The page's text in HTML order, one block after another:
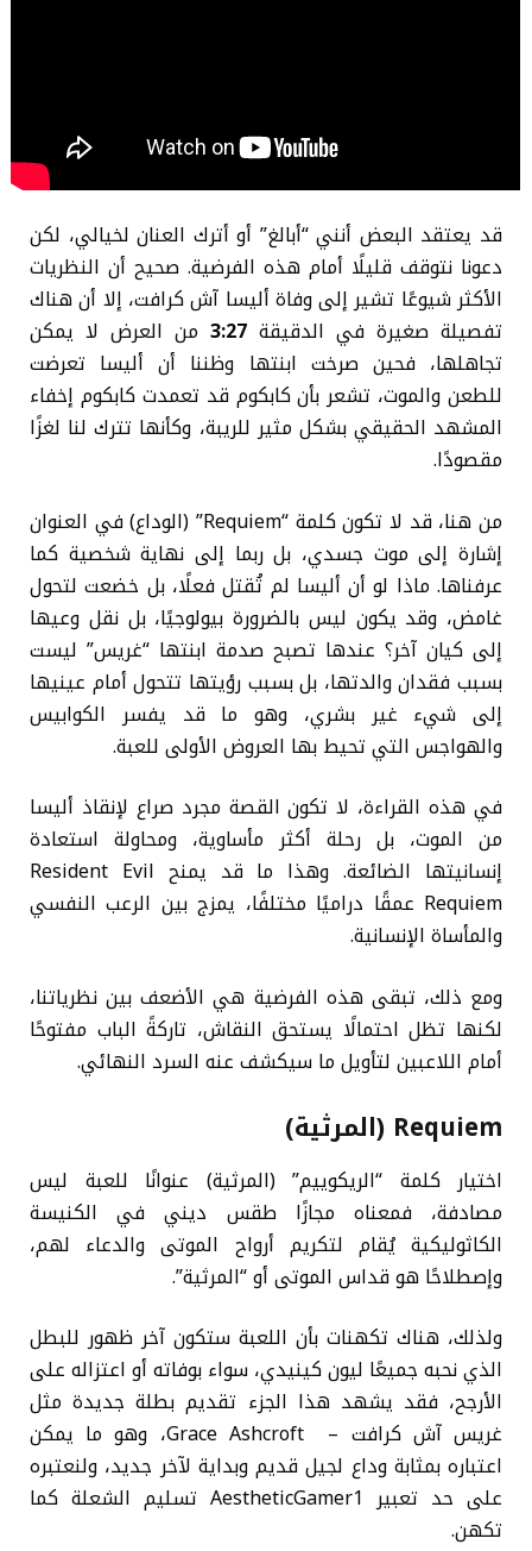
قد يعتقد البعض أنني “أبالغ” أو أترك العنان لخيالي، لكن
دعونا نتوقف قليلًا أمام هذه الفرضية. صحيح أن النظريات
الأكثر شيوعًا تشير إلى وفاة أليسا آش كرافت، إلا أن هناك
تفصيلة صغيرة في الدقيقة 3:27 من العرض لا يمكن
تجاهلها، فحين صرخت ابنتها وظننا أن أليسا تعرضت
للطعن والموت، تشعر بأن كابكوم قد تعمدت كابكوم إخفاء
المشهد الحقيقي بشكل مثير للريبة، وكأنها تترك لنا لغزًا
مقصودًا.
من هنا، قد لا تكون كلمة “Requiem” (الوداع) في العنوان
إشارة إلى موت جسدي، بل ربما إلى نهاية شخصية كما
عرفناها. ماذا لو أن أليسا لم تُقتل فعلًا، بل خضعت لتحول
غامض، وقد يكون ليس بالضرورة بيولوجيًا، بل نقل وعيها
إلى كيان آخر؟ عندها تصبح صدمة ابنتها “غريس” ليست
بسبب فقدان والدتها، بل بسبب رؤيتها تتحول أمام عينيها
إلى شيء غير بشري، وهو ما قد يفسر الكوابيس
والهواجس التي تحيط بها العروض الأولى للعبة.
في هذه القراءة، لا تكون القصة مجرد صراع لإنقاذ أليسا
من الموت، بل رحلة أكثر مأساوية، ومحاولة استعادة
إنسانيتها الضائعة. وهذا ما قد يمنح Resident Evil
Requiem عمقًا دراميًا مختلفًا، يمزج بين الرعب النفسي
والمأساة الإنسانية.
ومع ذلك، تبقى هذه الفرضية هي الأضعف بين نظرياتنا،
لكنها تظل احتمالًا يستحق النقاش، تاركةً الباب مفتوحًا
أمام اللاعبين لتأويل ما سيكشف عنه السرد النهائي.
Requiem (المرثية)
اختيار كلمة “الريكوييم” (المرثية) عنوانًا للعبة ليس
مصادفة، فمعناه مجازًا طقس ديني في الكنيسة
الكاثوليكية يُقام لتكريم أرواح الموتى والدعاء لهم،
وإصطلاحًا هو قداس الموتى أو “المرثية”.
ولذلك، هناك تكهنات بأن اللعبة ستكون آخر ظهور للبطل
الذي نحبه جميعًا ليون كينيدي، سواء بوفاته أو اعتزاله على
الأرجح، فقد يشهد هذا الجزء تقديم بطلة جديدة مثل
غريس آش كرافت – Grace Ashcroft، وهو ما يمكن
اعتباره بمثابة وداع لجيل قديم وبداية لآخر جديد، ولنعتبره
على حد تعبير AestheticGamer1 تسليم الشعلة كما
تكهن.